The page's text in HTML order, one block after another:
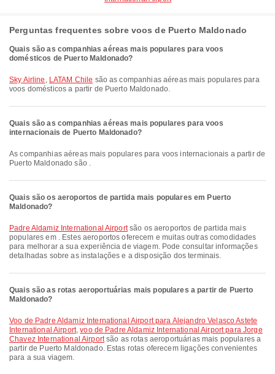
Perguntas frequentes sobre voos de Puerto Maldonado
Quais são as companhias aéreas mais populares para voos
domésticos de Puerto Maldonado?
Sky Airline , LATAM Chile são as companhias aéreas mais populares para
voos domésticos a partir de Puerto Maldonado.
Quais são as companhias aéreas mais populares para voos
internacionais de Puerto Maldonado?
As companhias aéreas mais populares para voos internacionais a partir de
Puerto Maldonado são .
Quais são os aeroportos de partida mais populares em Puerto
Maldonado?
Padre Aldamiz International Airportsão os aeroportos de partida mais
populares em . Estes aeroportos oferecem e muitas outras comodidades
para melhorar a sua experiência de viagem. Pode consultar informações
detalhadas sobre as instalações e a disposição dos terminais.
Quais são as rotas aeroportuárias mais populares a partir de Puerto
Maldonado?
voo de Padre Aldamiz International Airport para Alejandro Velasco Astete
International Airport,voo de Padre Aldamiz International Airport para Jorge
Chavez International Airportsão as rotas aeroportuárias mais populares a
partir de Puerto Maldonado. Estas rotas oferecem ligações convenientes
para a sua viagem.